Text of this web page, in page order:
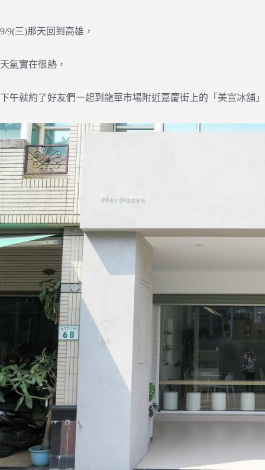
9/9(三)那天回到高雄，
天氣實在很熱，
下午就約了好友們一起到龍華市場附近嘉慶街上的「美宣冰舖